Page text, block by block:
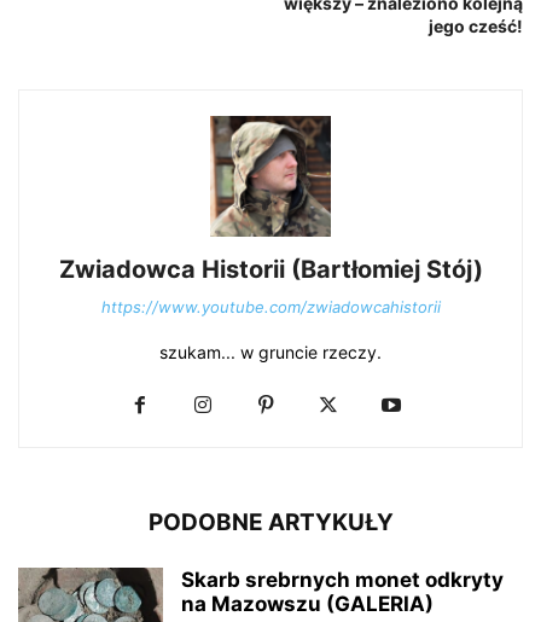
jego cześć!
Zwiadowca Historii (Bartłomiej Stój)
https://www.youtube.com/zwiadowcahistorii
szukam... w gruncie rzeczy.
PODOBNE ARTYKUŁY
Skarb srebrnych monet odkryty
na Mazowszu (GALERIA)